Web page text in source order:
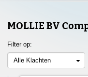
MOLLIE BV
Filter op:
Alle Klachten